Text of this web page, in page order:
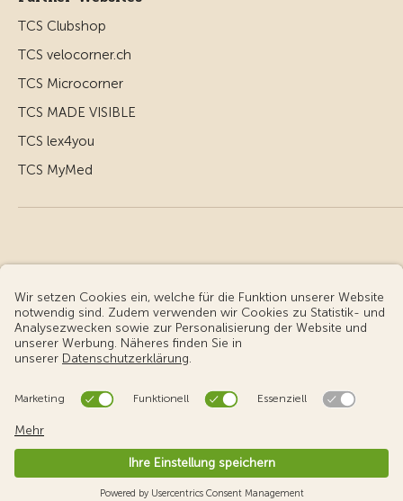
TCS Clubshop
TCS velocorner.ch
TCS Microcorner
TCS MADE VISIBLE
TCS lex4you
TCS MyMed
© Touring Club Schweiz
Benutzungsbedingungen - rechtliche Informationen
Cookie-Einstellungen